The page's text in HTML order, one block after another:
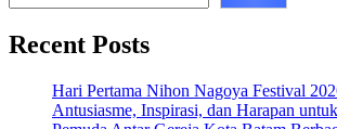
Recent Posts
Hari Pertama Nihon Nagoya Festival
Antusiasme, Inspirasi, dan Harapan